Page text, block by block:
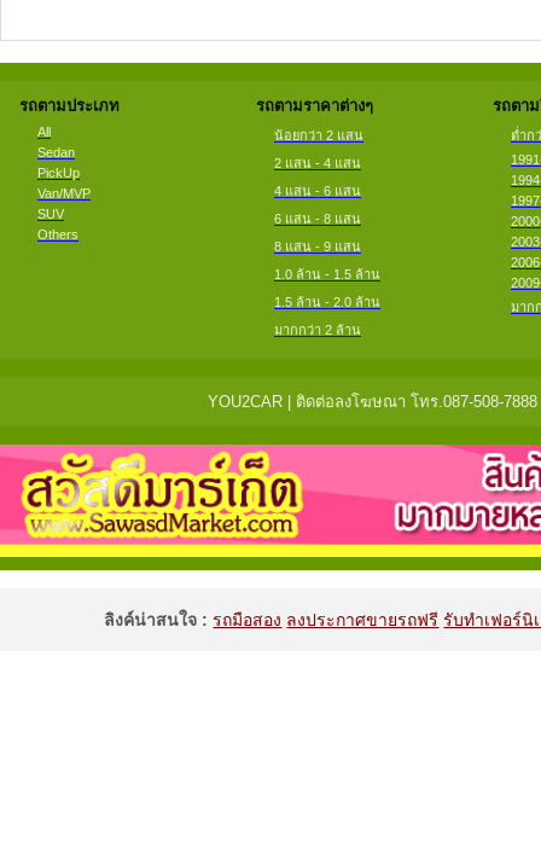
รถตามประเภท
All
Sedan
PickUp
Van/MVP
SUV
Others
รถตามราคาต่างๆ
น้อยกว่า 2 แสน
2 แสน - 4 แสน
4 แสน - 6 แสน
6 แสน - 8 แสน
8 แสน - 9 แสน
1.0 ล้าน - 1.5 ล้าน
1.5 ล้าน - 2.0 ล้าน
มากกว่า 2 ล้าน
รถตา
ต่ำก
มาก
YOU2CAR | ติดต่อลงโฆษณา โทร.087-508-
ลิงค์น่าสนใจ :รถมือสอง ลงประกาศขายรถฟรี รับทำเฟอร์นิ